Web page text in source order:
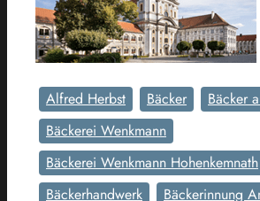
Alfred Herbst Bäcker
Bäcker
Bäckerei Wenkmann
Bäckerei Wenkmann Hohenkemnath
Bäckerhandwerk
Bäckerinnung